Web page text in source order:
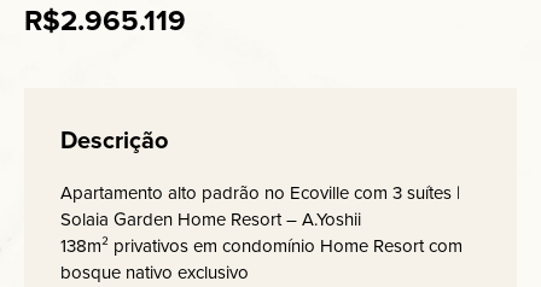
R$2.965.119
Descrição
Apartamento alto padrão no Ecoville com 3 suítes |
Solaia Garden Home Resort – A.Yoshii
138m² privativos em condomínio Home Resort com
bosque nativo exclusivo